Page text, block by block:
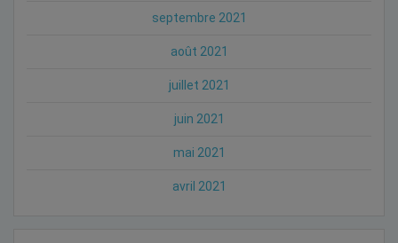
septembre 2021
août 2021
juillet 2021
juin 2021
mai 2021
avril 2021